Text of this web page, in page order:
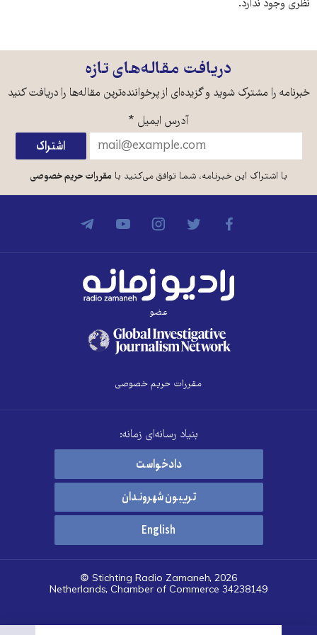
نظری وجود ندارد.
دریافت مقاله‌های تازه
خبرنامه را مشترک شوید و گزیده‌ای از پرخواننده‌ترین مقاله‌ها را دریافت کنید
آدرس ایمیل *
با اشتراک این خبرنامه، شما توافق می‌کنید بامقررات حریم خصوصی
عضو
مقررات حریم خصوصی
بنیاد رسانه‌ای زمانه:
دادخواست
تریبون شهروندان
English
© Stichting Radio Zamaneh, 2026
Netherlands, Chamber of Commerce 34238149